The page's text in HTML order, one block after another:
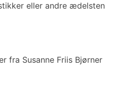
eller andre ædelsten
fra Susanne Friis Bjørner